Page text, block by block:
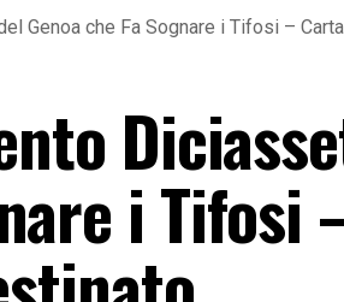
Genoa che Fa Sognare i Tifosi –
i Tifosi